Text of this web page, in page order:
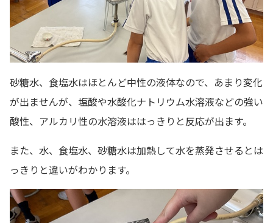
砂糖水、食塩水はほとんど中性の液体なので、あまり変化
が出ませんが、塩酸や水酸化ナトリウム水溶液などの強い
酸性、アルカリ性の水溶液ははっきりと反応が出ます。
また、水、食塩水、砂糖水は加熱して水を蒸発させるとは
っきりと違いがわかります。